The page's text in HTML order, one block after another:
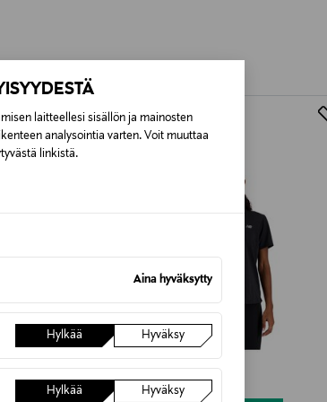
laitteellesi sisällön ja mainosten
analysointia varten. Voit muuttaa
linkistä.
Aina hyväksytty
Hylkää Hyväksy
Hylkää Hyväksy
6,90 €, kun toimitus on saatavilla valittuun osoitteeseen.